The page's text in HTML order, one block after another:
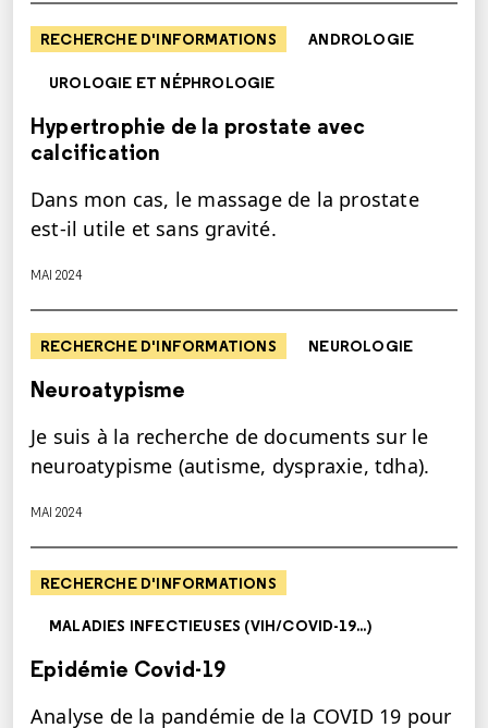
RECHERCHE D'INFORMATIONS ANDROLOGIE
UROLOGIE ET NÉPHROLOGIE
Hypertrophie de la prostate avec
calcification
Dans mon cas, le massage de la prostate
est-il utile et sans gravité.
MAI 2024
RECHERCHE D'INFORMATIONS NEUROLOGIE
Neuroatypisme
Je suis à la recherche de documents sur le
neuroatypisme (autisme, dyspraxie, tdha).
MAI 2024
RECHERCHE D'INFORMATIONS
MALADIES INFECTIEUSES (VIH/COVID-19...)
Epidémie Covid-19
Analyse de la pandémie de la COVID 19 pour